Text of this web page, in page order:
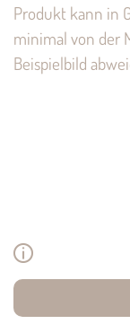
Produkt kann in
minimal von der
Beispielbild